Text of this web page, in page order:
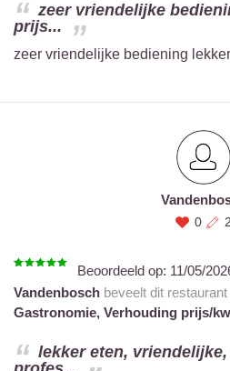
zeer vriendelijke
prijs...
zeer vriendelijke bediening
0 2
Beoordeeld op: 11/05/
Vandenbosch beveelt dit
Gastronomie, Verhouding prijs/
lekker eten,